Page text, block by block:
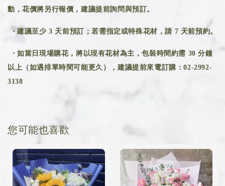
動，花價將另行報價，建議提前詢問與預訂。
・建議至少 3 天前預訂；若需指定或特殊花材，請 7 天前預約。
・如當日現場購花，將以現有花材為主，包裝時間約需 30 分鐘
以上（如遇排單時間可能更久），建議提前來電訂購：02-2992-
3138
您可能也喜歡